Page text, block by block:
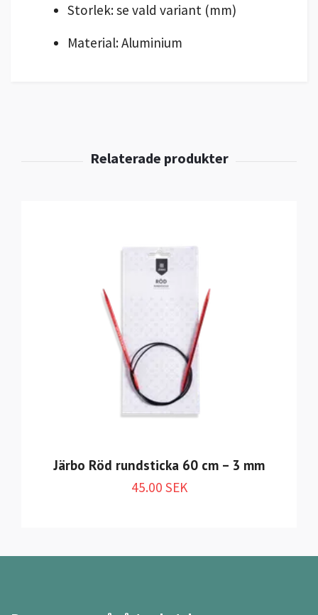
Storlek: se vald variant (mm)
Material: Aluminium
Järbo Röd rundsticka 60 cm – 3 mm
45.00 SEK